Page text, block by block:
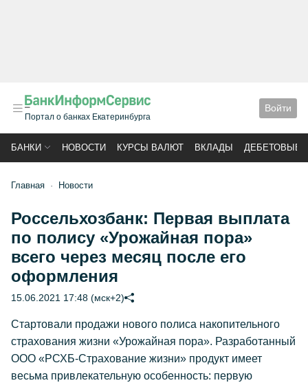
Портал о банках Екатеринбурга
Войти
БАНКИ НОВОСТИ КУРСЫ ВАЛЮТ ВКЛАДЫ ДЕБЕТОВЫЕ
Главная Новости
Россельхозбанк: Первая выплата
по полису «Урожайная пора»
всего через месяц после его
оформления
15.06.2021 17:48 (мск+2)
Стартовали продажи нового полиса накопительного
страхования жизни «Урожайная пора». Разработанный
ООО «РСХБ-Страхование жизни» продукт имеет
весьма привлекательную особенность: первую